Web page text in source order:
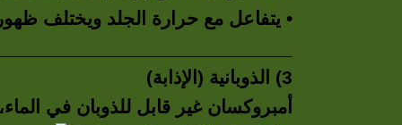
• يتفاعل مع حرارة الجلد ويختلف
3) الذوبانية (الإذابة)
أمبروكسان غير قابل للذوبان في